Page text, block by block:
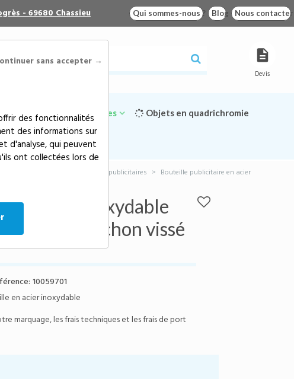
sans accepter →
des fonctionnalités
des informations sur
d'analyse, qui peuvent
ont collectées lors de
- 69680 Chassieu Qui sommes-nous ? Blog Nous contacter
Devis
Goodies écologiques Objets en quadrichromie
Gourdes et bouteilles thermos publicitaires > Bouteille publicitaire en acier
et sangle silicone
en acier inoxydable
avec bouchon vissé
10059701
en acier inoxydable
marquage, les frais techniques et les frais de port